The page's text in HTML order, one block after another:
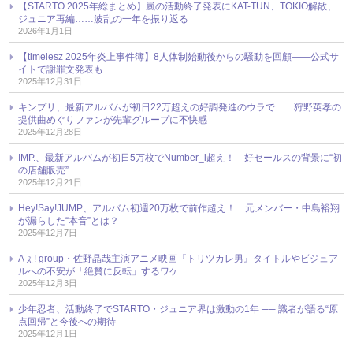
【STARTO 2025年総まとめ】嵐の活動終了発表にKAT-TUN、TOKIO解散、
ジュニア再編……波乱の一年を振り返る
2026年1月1日
【timelesz 2025年炎上事件簿】8人体制始動後からの騒動を回顧――公式サ
イトで謝罪文発表も
2025年12月31日
キンプリ、最新アルバムが初日22万超えの好調発進のウラで……狩野英孝の
提供曲めぐりファンが先輩グループに不快感
2025年12月28日
IMP.、最新アルバムが初日5万枚でNumber_i超え！ 好セールスの背景に“初
の店舗販売”
2025年12月21日
Hey!Say!JUMP、アルバム初週20万枚で前作超え！ 元メンバー・中島裕翔
が漏らした“本音”とは？
2025年12月7日
Aぇ! group・佐野晶哉主演アニメ映画『トリツカレ男』タイトルやビジュア
ルへの不安が「絶賛に反転」するワケ
2025年12月3日
少年忍者、活動終了でSTARTO・ジュニア界は激動の1年 ── 識者が語る“原
点回帰”と今後への期待
2025年12月1日